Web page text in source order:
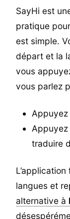
SayHi est
pratique
est simple.
départ et la
vous
vous parlez
traduire
langues et
alternative à